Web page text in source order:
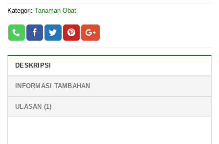
Kategori: Tanaman Obat
DESKRIPSI
INFORMASI TAMBAHAN
ULASAN (1)